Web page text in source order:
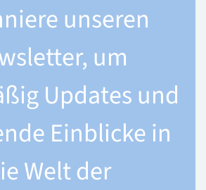
unseren
um
Updates und
Einblicke in
Welt der